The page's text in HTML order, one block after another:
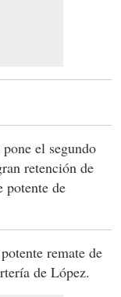
el segundo
retención de
potente de
remate de
de López.